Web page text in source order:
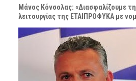
Μάνος Κόνσολας: «Διασφαλίζουμε
λειτουργίας της ΕΤΑΙΠΡΟΦΥΚΑ με